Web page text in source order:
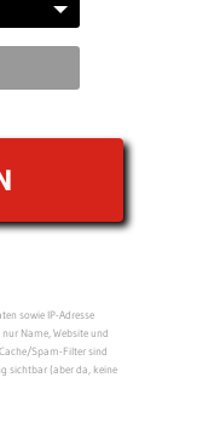
sowie IP-Adresse
Name, Website und
Spam-Filter sind
sichtbar (aber da, keine